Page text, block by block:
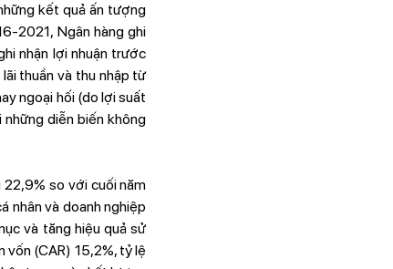
kết quả ấn tượng
2021, Ngân hàng ghi
nhận lợi nhuận trước
thuần và thu nhập từ
ngoại hối (do lợi suất
những diễn biến không
so với cuối năm
nhân và doanh nghiệp
và tăng hiệu quả sử
vốn (CAR) 15,2%, tỷ lệ